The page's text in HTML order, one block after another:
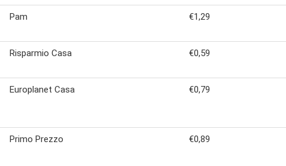
Pam €1,29
Risparmio Casa €0,59
Europlanet Casa €0,79
Primo Prezzo €0,89